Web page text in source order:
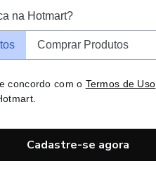
na Hotmart?
Comprar Produtos
concordo com o Termos de Uso
Cadastre-se agora